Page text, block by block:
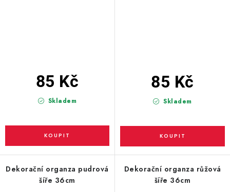
Skladem
85 Kč
Skladem
85 Kč
Dekorační organza pudrová
šíře 36cm
Dekorační organza růžová
šíře 36cm